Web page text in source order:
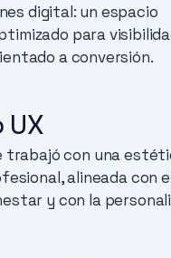
digital: un espacio
para
a conversión.
UX
trabajó con una
alineada con
y con la